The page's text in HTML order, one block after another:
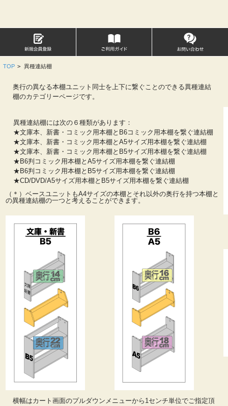
TOP > 異種連結棚
奥行の異なる本棚ユニット同士を上下に繋ぐことのできる異種連結
棚のカテゴリーページです。
異種連結棚には次の６種類があります：
★文庫本、新書・コミック用本棚とB6コミック用本棚を繋ぐ連結棚
★文庫本、新書・コミック用本棚とA5サイズ用本棚を繋ぐ連結棚
★文庫本、新書・コミック用本棚とB5サイズ用本棚を繋ぐ連結棚
★B6判コミック用本棚とA5サイズ用本棚を繋ぐ連結棚
★B6判コミック用本棚とB5サイズ用本棚を繋ぐ連結棚
★CD/DVD/A5サイズ用本棚とB5サイズ用本棚を繋ぐ連結棚
（＊）ベースユニットもA4サイズの本棚とそれ以外の奥行を持つ本棚と
の異種連結棚の一つと考えることができます。
横幅はカート画面のプルダウンメニューから1センチ単位でご指定頂